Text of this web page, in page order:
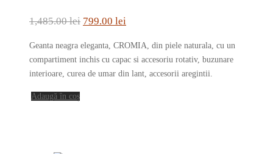
1,485.00lei Prețul
fost:
799.00 lei
este:
799.00 lei.
Geanta neagra eleganta, CROMIA, din piele naturala, cu un
compartiment inchis cu capac si accesoriu rotativ, buzunare
interioare, curea de umar din lant, accesorii aregintii.
Adaugă în coș